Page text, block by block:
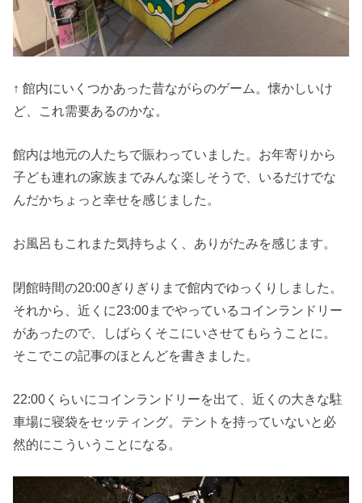
↑ 館内にいくつかあった昔ながらのゲーム。懐かしいけ
ど、これ需要あるのかな。
館内は地元の人たちで賑わっていました。お年寄りから
子ども連れの家族までみんな楽しそうで、いるだけでな
んだかちょっと幸せを感じました。
お風呂もこれまた気持ちよく、ありがたみを感じます。
閉館時間の20:00ぎりぎりまで館内でゆっくりしました。
それから、近くに23:00までやっているコインランドリー
があったので、しばらくそこにいさせてもらうことに。
そこでこの記事のほとんどを書きました。
22:00くらいにコインランドリーを出て、近くの大きな駐
車場に寝袋をセッティング。テントを持っていないと必
然的にこういうことになる。